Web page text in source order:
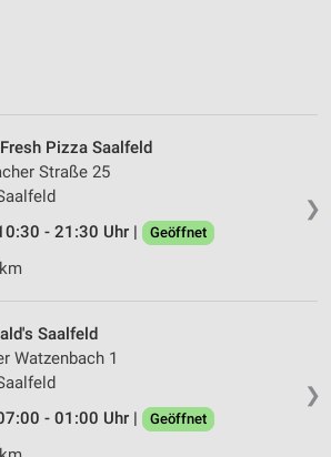
❯
Pizza Saalfeld
Straße 25
- 21:30 Uhr |
Geöffnet
❯
Saalfeld
Watzenbach 1
- 01:00 Uhr |
Geöffnet